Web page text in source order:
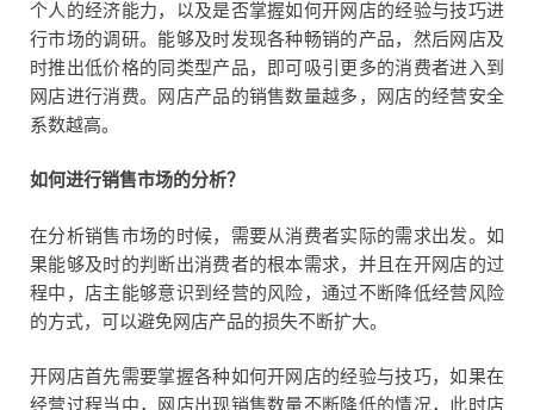
个人的经济能力，以及是否掌握如何开网店的经验与技巧进
行市场的调研。能够及时发现各种畅销的产品，然后网店及
时推出低价格的同类型产品，即可吸引更多的消费者进入到
网店进行消费。网店产品的销售数量越多，网店的经营安全
系数越高。
如何进行销售市场的分析？
在分析销售市场的时候，需要从消费者实际的需求出发。如
果能够及时的判断出消费者的根本需求，并且在开网店的过
程中，店主能够意识到经营的风险，通过不断降低经营风险
的方式，可以避免网店产品的损失不断扩大。
开网店首先需要掌握各种如何开网店的经验与技巧，如果在
经营过程当中，网店出现销售数量不断降低的情况，此时店